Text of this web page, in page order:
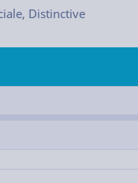
Distinctive